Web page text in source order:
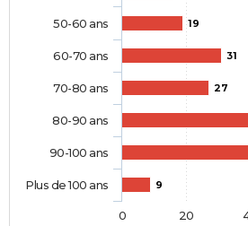
19
31
27
9
50-60 ans
60-70 ans
70-80 ans
80-90 ans
90-100 ans
Plus de 100 ans
0 20